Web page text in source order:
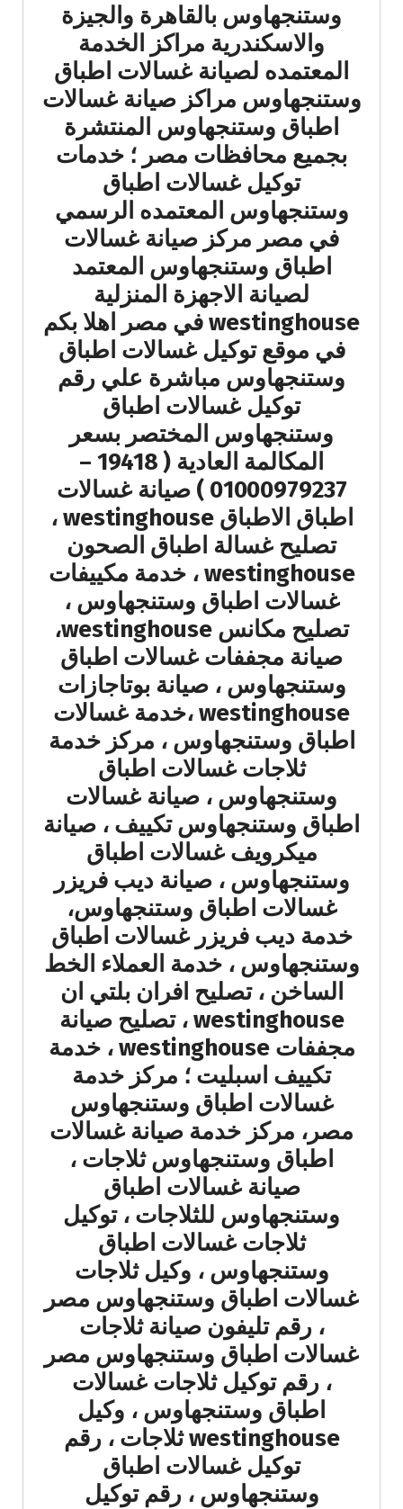
وستنجهاوس بالقاهرة والجيزة
والاسكندرية مراكز الخدمة
المعتمده لصيانة غسالات اطباق
وستنجهاوس مراكز صيانة غسالات
اطباق وستنجهاوس المنتشرة
بجميع محافظات مصر ؛ خدمات
توكيل غسالات اطباق
وستنجهاوس المعتمده الرسمي
في مصر مركز صيانة غسالات
اطباق وستنجهاوس المعتمد
لصيانة الاجهزة المنزلية
westinghouse في مصر اهلا بكم
في موقع توكيل غسالات اطباق
وستنجهاوس مباشرة علي رقم
توكيل غسالات اطباق
وستنجهاوس المختصر بسعر
المكالمة العادية ( 19418 –
01000979237 ) صيانة غسالات
اطباق الاطباق westinghouse ،
تصليح غسالة اطباق الصحون
westinghouse ، خدمة مكييفات
غسالات اطباق وستنجهاوس ،
تصليح مكانس westinghouse،
صيانة مجففات غسالات اطباق
وستنجهاوس ، صيانة بوتاجازات
westinghouse ،خدمة غسالات
اطباق وستنجهاوس ، مركز خدمة
ثلاجات غسالات اطباق
وستنجهاوس ، صيانة غسالات
اطباق وستنجهاوس تكييف ، صيانة
ميكرويف غسالات اطباق
وستنجهاوس ، صيانة ديب فريزر
غسالات اطباق وستنجهاوس،
خدمة ديب فريزر غسالات اطباق
وستنجهاوس ، خدمة العملاء الخط
الساخن ، تصليح افران بلتي ان
westinghouse ، تصليح صيانة
مجففات westinghouse ، خدمة
تكييف اسبليت ؛ مركز خدمة
غسالات اطباق وستنجهاوس
مصر، مركز خدمة صيانة غسالات
اطباق وستنجهاوس ثلاجات ،
صيانة غسالات اطباق
وستنجهاوس للثلاجات ، توكيل
ثلاجات غسالات اطباق
وستنجهاوس ، وكيل ثلاجات
غسالات اطباق وستنجهاوس مصر
، رقم تليفون صيانة ثلاجات
غسالات اطباق وستنجهاوس مصر
، رقم توكيل ثلاجات غسالات
اطباق وستنجهاوس ، وكيل
westinghouse ثلاجات ، رقم
توكيل غسالات اطباق
وستنجهاوس ، رقم توكيل